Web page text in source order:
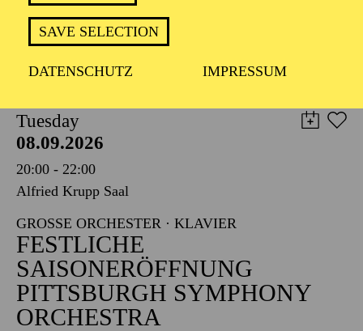
SAVE SELECTION
DATENSCHUTZ IMPRESSUM
TICKETS
8,00€
Tuesday
08.09.2026
20:00 - 22:00
Alfried Krupp Saal
GROSSE ORCHESTER · KLAVIER
FESTLICHE
SAISONERÖFFNUNG
PITTSBURGH SYMPHONY
ORCHESTRA